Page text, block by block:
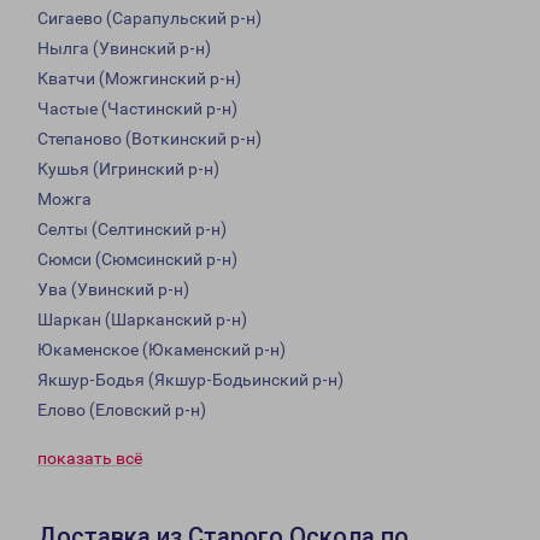
Сигаево (Сарапульский р-н)
Нылга (Увинский р-н)
Кватчи (Можгинский р-н)
Частые (Частинский р-н)
Степаново (Воткинский р-н)
Кушья (Игринский р-н)
Можга
Селты (Селтинский р-н)
Сюмси (Сюмсинский р-н)
Ува (Увинский р-н)
Шаркан (Шарканский р-н)
Юкаменское (Юкаменский р-н)
Якшур-Бодья (Якшур-Бодьинский р-н)
Елово (Еловский р-н)
показать всё